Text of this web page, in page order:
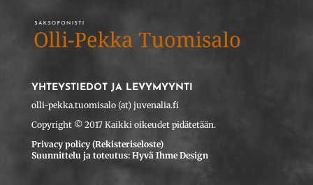
YHTEYSTIEDOT JA LEVYMYYNTI
olli-pekka.tuomisalo (at) juvenalia.fi
Copyright © 2017 Kaikki oikeudet pidätetään.
Privacy policy (Rekisteriseloste)
Suunnittelu ja toteutus: Hyvä Ihme Design